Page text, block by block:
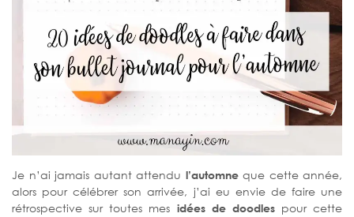
Je n’ai jamais autant attendu l’automneque cette année,
alors pour célébrer son arrivée, j’ai eu envie de faire une
rétrospective sur toutes mes idées de doodlespour cette